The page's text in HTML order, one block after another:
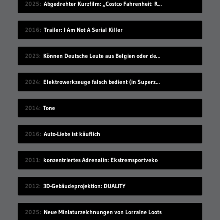
2025 Abgedrehter Kurzfilm: „Costco Fahrenheit: Reborn: Meow meow’s Revenge“
2016 Trailer: I Am Not A Serial Killer
2023 Können Deutsche Leute aus Belgien oder den Niederlanden verstehen?
2024 Elektrowerkzeuge falsch bedient (in Superzeitlupe)
2014 Tone
2016 Auto-Liebe ist käuflich
2011 konzentriertes Adrenalin: Ekstremsportveko
2012 3D-Gebäudeprojektion: DUALITY
2025 Neue Miniaturzeichnungen von Lorraine Loots